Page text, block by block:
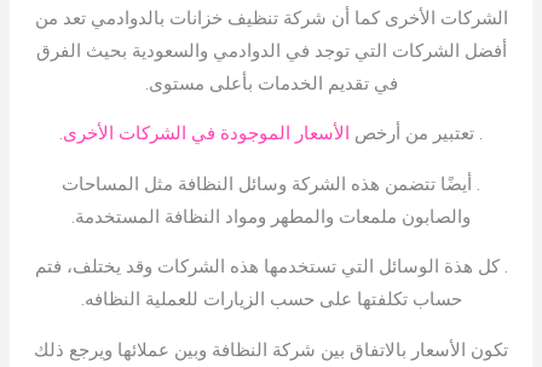
الشركات الأخرى كما أن شركة تنظيف خزانات بالدوادمي تعد من
أفضل الشركات التي توجد في الدوادمي والسعودية بحيث الفرق
في تقديم الخدمات بأعلى مستوى.
. تعتبير من أرخص الأسعار الموجودة في الشركات الأخرى.
. أيضًا تتضمن هذه الشركة وسائل النظافة مثل المساحات
والصابون ملمعات والمطهر ومواد النظافة المستخدمة.
. كل هذة الوسائل التي تستخدمها هذه الشركات وقد يختلف، فتم
حساب تكلفتها على حسب الزيارات للعملية النظافه.
تكون الأسعار بالاتفاق بين شركة النظافة وبين عملائها ويرجع ذلك